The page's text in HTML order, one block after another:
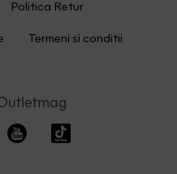
Politica Retur
Termeni si conditii